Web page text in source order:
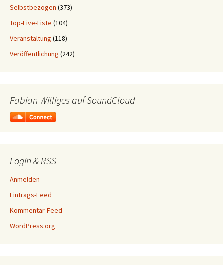
Selbstbezogen (373)
Top-Five-Liste (104)
Veranstaltung (118)
Veröffentlichung (242)
Fabian Williges auf SoundCloud
Login & RSS
Anmelden
Eintrags-Feed
Kommentar-Feed
WordPress.org